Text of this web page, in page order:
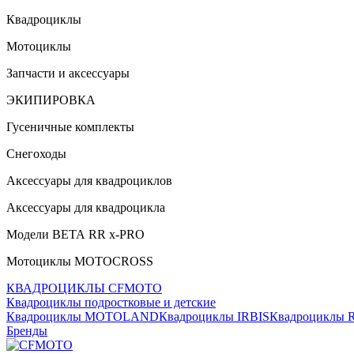
Квадроциклы
Мотоциклы
Запчасти и аксессуары
ЭКИПИРОВКА
Гусеничные комплекты
Снегоходы
Аксессуары для квадроциклов
Аксессуары для квадроцикла
Модели ВЕТА RR x-PRO
Мотоциклы MOTOCROSS
КВАДРОЦИКЛЫ CFMOTO
Квадроциклы подростковые и детские
Квадроциклы MOTOLANDКвадроциклы IRBISКвадроциклы
Бренды